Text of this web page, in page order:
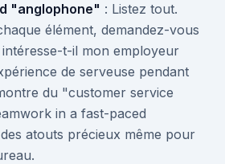
"anglophone" : Listez tout.
élément, demandez-vous
t-il mon employeur
de serveuse pendant
du "customer service
in a fast-paced
atouts précieux même pour